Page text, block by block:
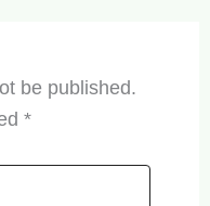
be published.
*